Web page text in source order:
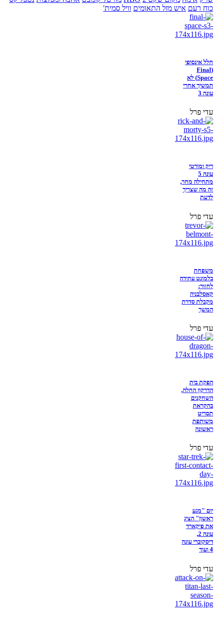
כוח רעם איש מזל התאומים וויל סמית'
חלל אינסופי
(Final
Space) לא
תמשיך אחרי
עונה 3
עדי פרל
ריק ומורטי
עונה 5
מתחילה מחר,
זה מה שצריך
לדעת
עדי פרל
משפחת
בלמונט עתידה
לחזור:
קאסלבניה
מקבלת סדרת
המשך
עדי פרל
הפקת בית
הדרקון החלה,
השחקנים
בהקראת
תסריט
משותפת
ראשונה
עדי פרל
יום "מגע
ראשון" הציג
את פיקארד
עונה 2,
דיסקוברי עונה
4 ועוד
עדי פרל